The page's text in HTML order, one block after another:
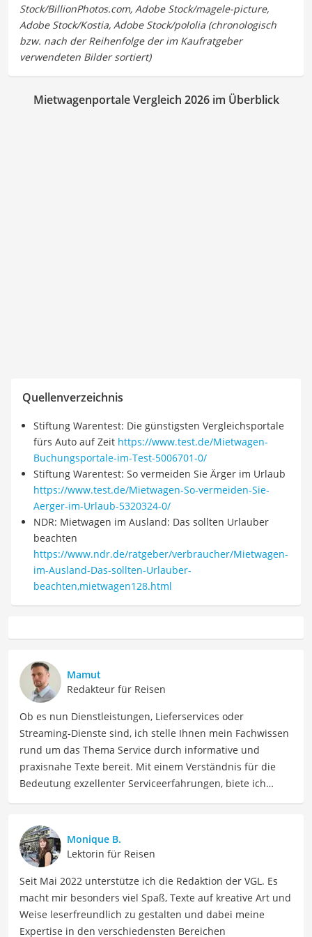
Mietwagenportale Vergleich 2026 im Überblick
Quellenverzeichnis
Stiftung Warentest: Die günstigsten Vergleichsportale
fürs Auto auf Zeit https://www.test.de/Mietwagen-
Buchungsportale-im-Test-5006701-0/
Stiftung Warentest: So vermeiden Sie Ärger im Urlaub
https://www.test.de/Mietwagen-So-vermeiden-Sie-
Aerger-im-Urlaub-5320324-0/
NDR: Mietwagen im Ausland: Das sollten Urlauber
beachten
https://www.ndr.de/ratgeber/verbraucher/Mietwagen-
im-Ausland-Das-sollten-Urlauber-
beachten,mietwagen128.html
Mamut
Redakteur für Reisen
Ob es nun Dienstleistungen, Lieferservices oder
Streaming-Dienste sind, ich stelle Ihnen mein Fachwissen
rund um das Thema Service durch informative und
praxisnahe Texte bereit. Mit einem Verständnis für die
Bedeutung exzellenter Serviceerfahrungen, biete ich
Serviceerlebnisse zu schaffen. Meine Texte behandeln
dabei unter anderem Themen wie Kundenservice,
Service-Design, Beschwerdemanagement und
Kundenbindung, um Unternehmen dabei zu helfen, ihre
Servicequalität zu verbessern oder langfristige
Kundenbeziehungen aufzubauen.
Der Mietwagenportale-Vergleich ist aus unserer Sicht
Monique B.
Lektorin für Reisen
Seit Mai 2022 unterstütze ich die Redaktion der VGL. Es
macht mir besonders viel Spaß, Texte auf kreative Art und
Weise leserfreundlich zu gestalten und dabei meine
Expertise in den verschiedensten Bereichen